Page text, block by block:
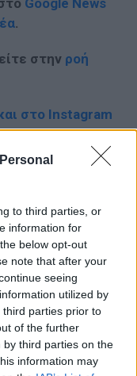
to third parties, or
information for
below opt-out
note that after your
seeing
utilized by
parties prior to
of the further
third parties on the
information may
Google News
.
στην ροή
στο Instagram